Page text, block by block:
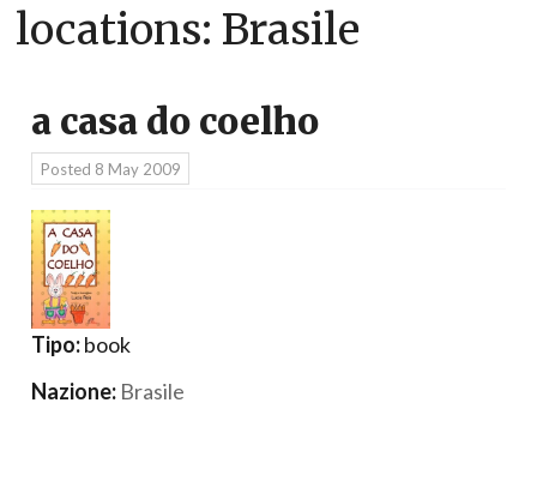
Where we are
Resources
locations: Brasile
a casa do coelho
Posted 8 May 2009
Tipo:book
Nazione: Brasile